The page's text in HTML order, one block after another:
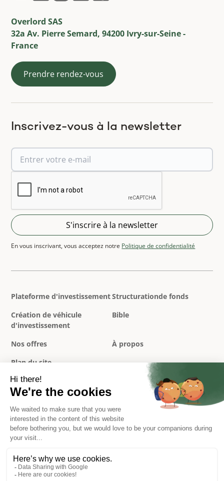
Overlord SAS
32a Av. Pierre Semard, 94200 Ivry-sur-Seine -
France
Prendre rendez-vous
Inscrivez-vous à la newsletter
En vous inscrivant, vous acceptez notre Politique de confidentialité
Plateforme d'investissementStructurationde fonds
Création de véhicule
d'investissement
Bible
Nos offres
À propos
Plan du site
Politique de confidentialité
Mentions légales
Conditions générales
Réclamations